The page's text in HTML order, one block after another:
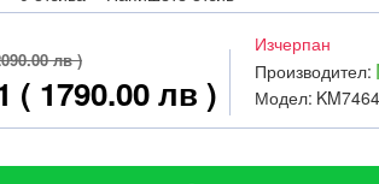
лв )
( 1790.00 лв )
Изчерпан
Производител:
Модел: